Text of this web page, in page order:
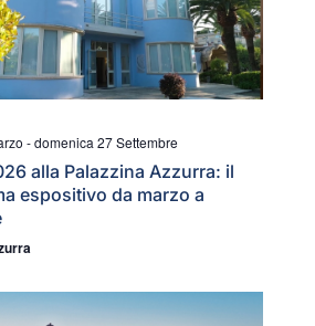
-domenica 27 Settembre
alla Palazzina Azzurra: il
espositivo da marzo a